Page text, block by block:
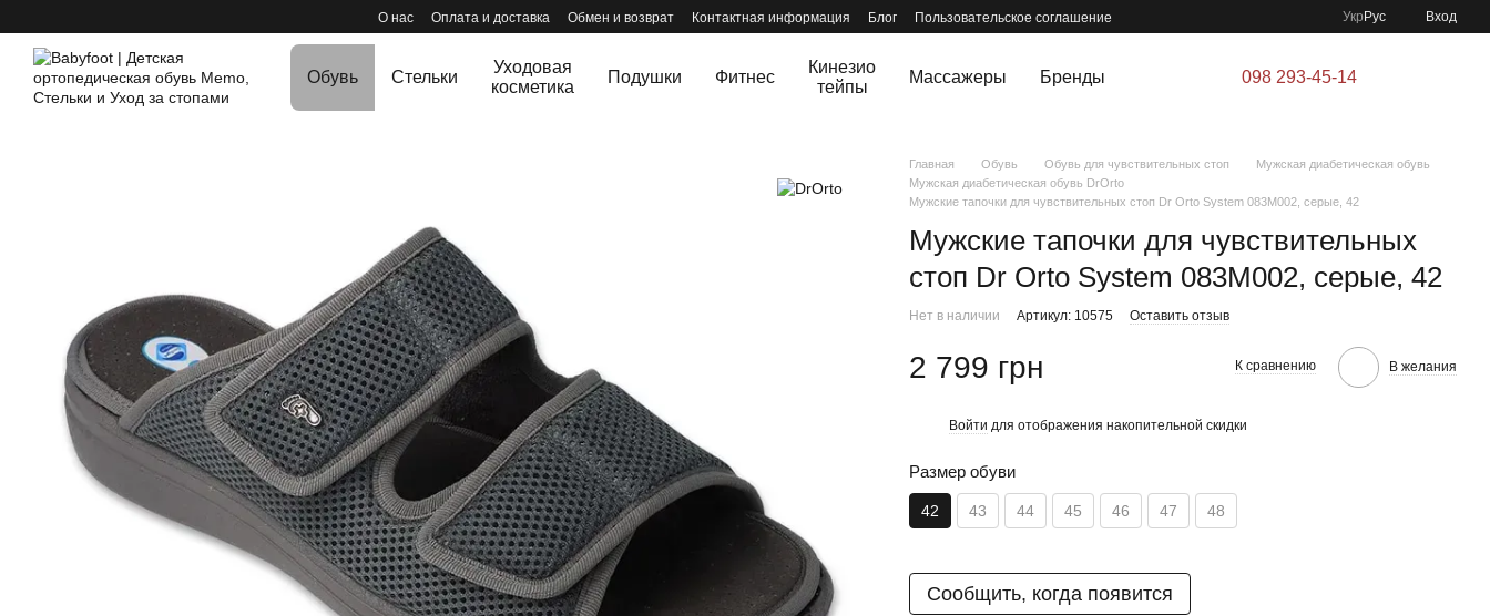
О нас Оплата и доставка Обмен и возврат Контактная информация Блог Пользовательское соглашение Укр Рус Вход
Обувь Стельки
Уходовая
косметика
Подушки Фитнес
Кинезио
тейпы
Массажеры Бренды 098 293-45-14
Главная Обувь Обувь для чувствительных стоп
Мужская диабетическая обувь
Мужская диабетическая обувь DrOrto
Мужские тапочки для чувствительных стоп Dr Orto System 083M002, серые, 42
Мужские тапочки для чувствительных
стоп Dr Orto System 083M002, серые, 42
Нет в наличии Артикул: 10575 Оставить отзыв
2 799 грн К сравнению В желания
Войти для отображения накопительной скидки
Размер обуви
42 43 44 45 46 47 48
Сообщить, когда появится